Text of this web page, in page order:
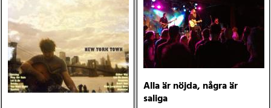
Alla är nöjda, några är
saliga